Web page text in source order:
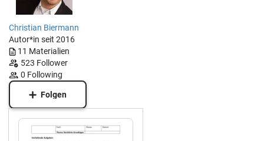
Christian Biermann
Autor*in seit 2016
11 Materialien
523 Follower
0 Following
Folgen